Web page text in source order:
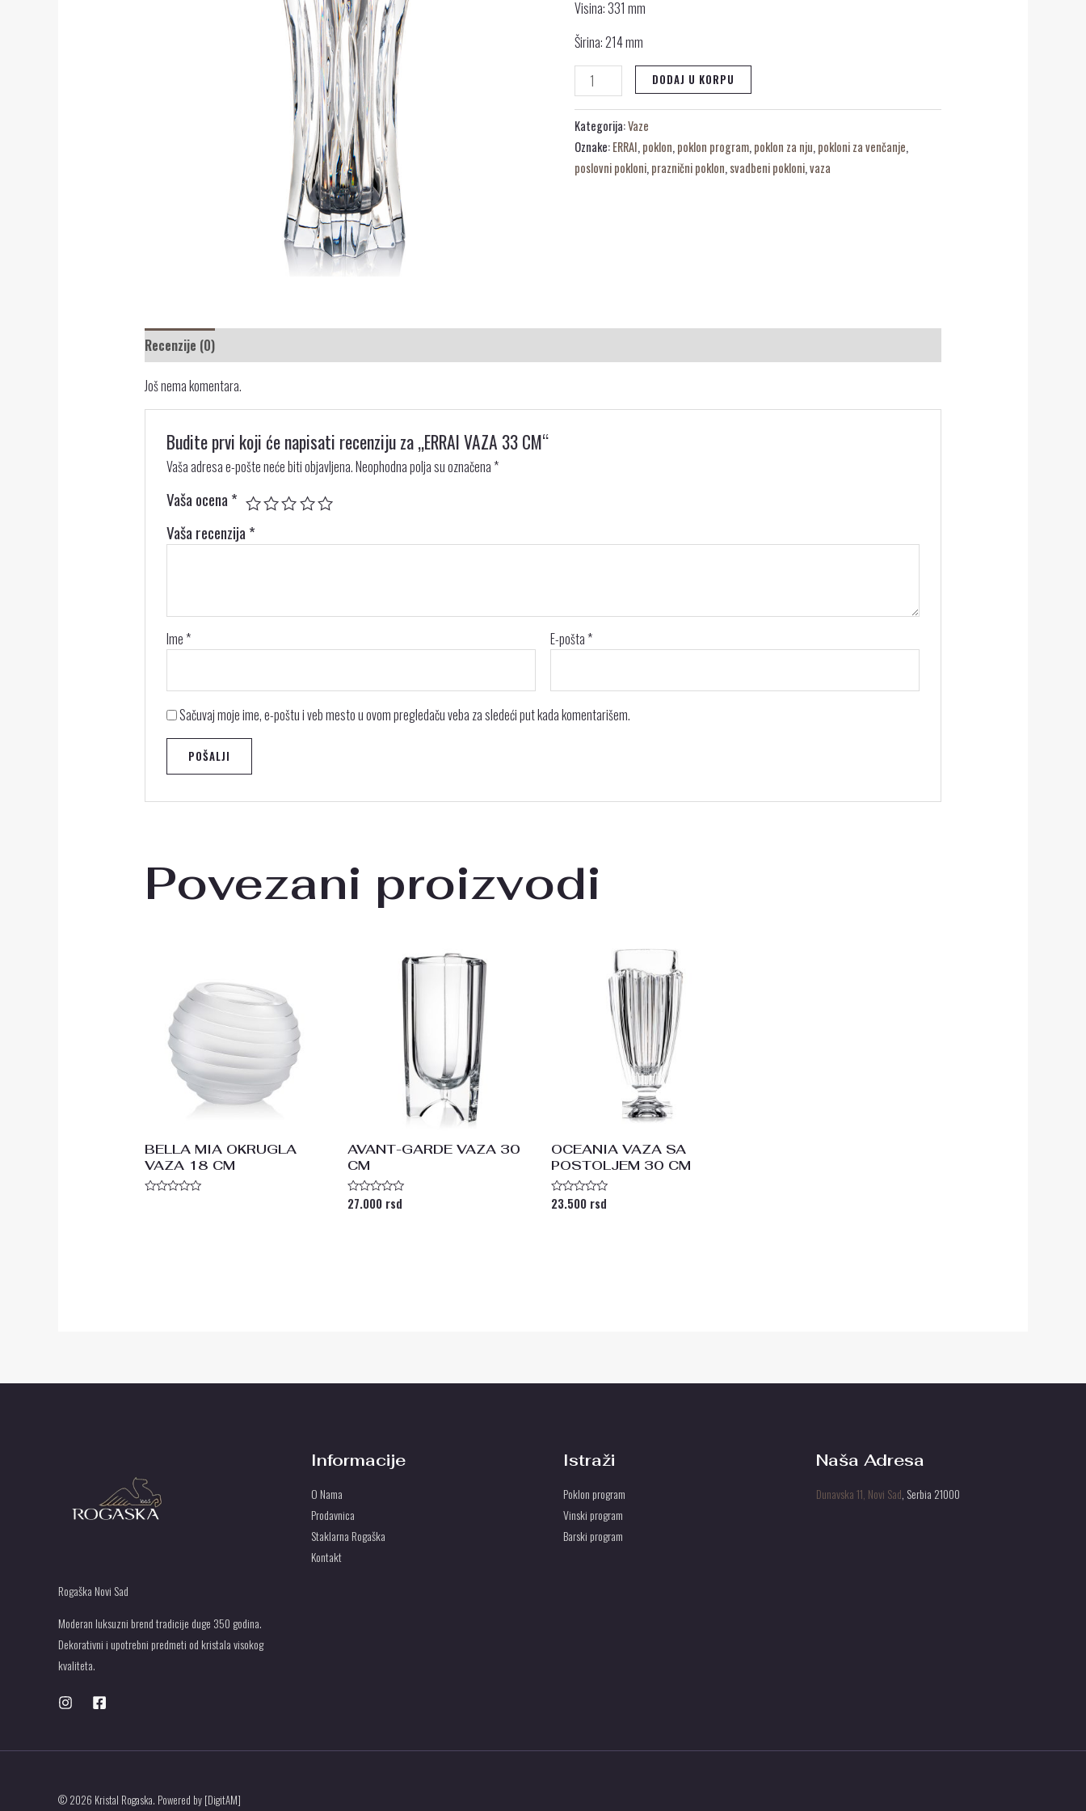
Visina: 331 mm
Širina: 214 mm
DODAJ U KORPU
Kategorija:Vaze
Oznake:ERRAI,poklon,poklon program,poklon za nju,pokloni za venčanje,
poslovni pokloni,praznični poklon,svadbeni pokloni,vaza
Recenzije (0)
Još nema komentara.
Budite prvi koji će napisati recenziju za „ERRAI VAZA 33 CM“
Vaša adresa e-pošte neće biti objavljena.Neophodna polja su označena *
Vaša ocena*
Vaša recenzija*
Ime * E-pošta *
Sačuvaj moje ime, e-poštu i veb mesto u ovom pregledaču veba za sledeći put kada komentarišem.
Povezani proizvodi
BELLA MIA OKRUGLA
VAZA 18 CM
AVANT-GARDE VAZA 30
CM
Ocenjeno
sa
27.000 rsd
OCEANIA VAZA SA
POSTOLJEM 30 CM
Ocenjeno
sa
23.500 rsd
Rogaška Novi Sad
Moderan luksuzni brend tradicije duge 350 godina.
Dekorativni i upotrebni predmeti od kristala visokog
kvaliteta.
Informacije
O Nama
Prodavnica
Staklarna Rogaška
Kontakt
Istraži
Poklon program
Vinski program
Barski program
Naša Adresa
Dunavska 11, Novi Sad, Serbia 21000
© 2026 Kristal Rogaska. Powered by [DigitAM]